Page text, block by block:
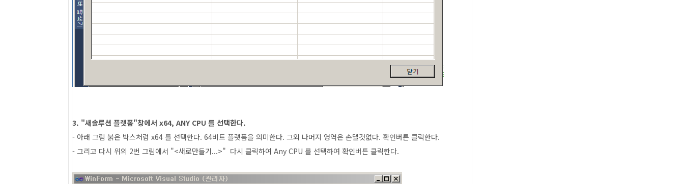
3. "새솔루션 플랫폼"창에서 x64, ANY CPU 를 선택한다.
- 아래 그림 붉은 박스처럼 x64 를 선택한다. 64비트 플랫폼을 의미한다. 그외 나머지 영역은 손댈것없다. 확인버튼 클릭한다.
- 그리고 다시 위의 2번 그림에서 "<새로만들기...>" 다시 클릭하여 Any CPU 를 선택하여 확인버튼 클릭한다.